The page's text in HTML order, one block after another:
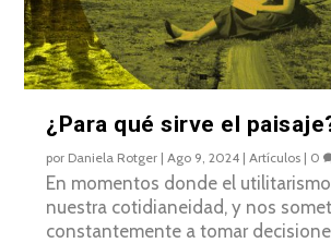
¿Para qué sirve el
por Daniela Rotger |Ago 9, 2024 |Artículos | 0
En momentos donde el
nuestra cotidianeidad, y nos
constantemente a tomar